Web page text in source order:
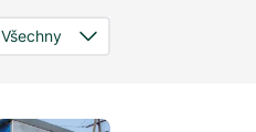
Všechny